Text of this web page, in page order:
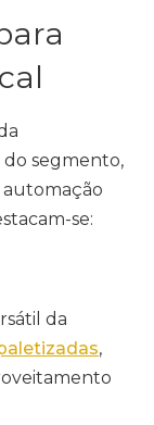
do segmento,
se:
da
,